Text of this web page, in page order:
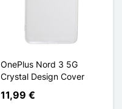
OnePlus Nord 3 5G
Crystal Design Cover
11,99 €